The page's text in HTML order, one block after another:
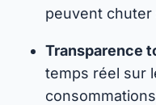
peuvent
Transparence
temps réel sur